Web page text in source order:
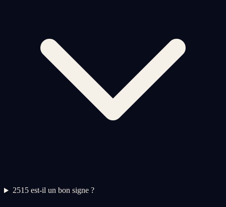
2515 est-il un bon signe ?